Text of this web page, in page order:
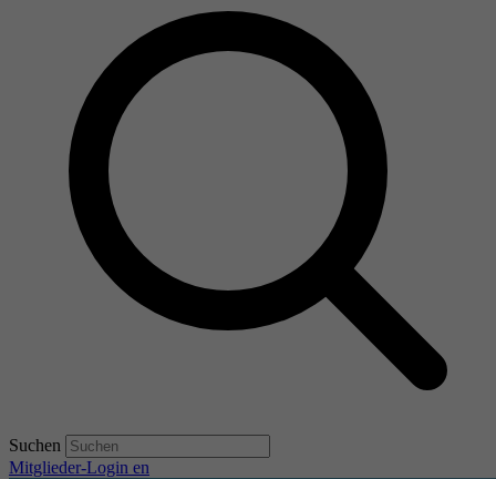
Suchen
Mitglieder-Login en